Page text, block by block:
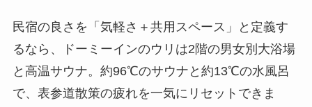
民宿の良さを「気軽さ＋共用スペース」と定義す
るなら、ドーミーインのウリは2階の男女別大浴場
と高温サウナ。約96℃のサウナと約13℃の水風呂
で、表参道散策の疲れを一気にリセットできま